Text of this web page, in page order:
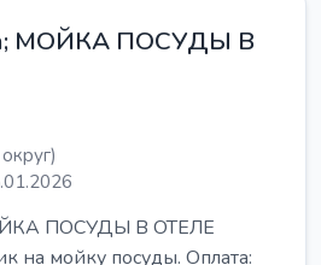
МОЙКА ПОСУДЫ В
ПОСУДЫ В ОТЕЛЕ
на мойку посуды. Оплата: